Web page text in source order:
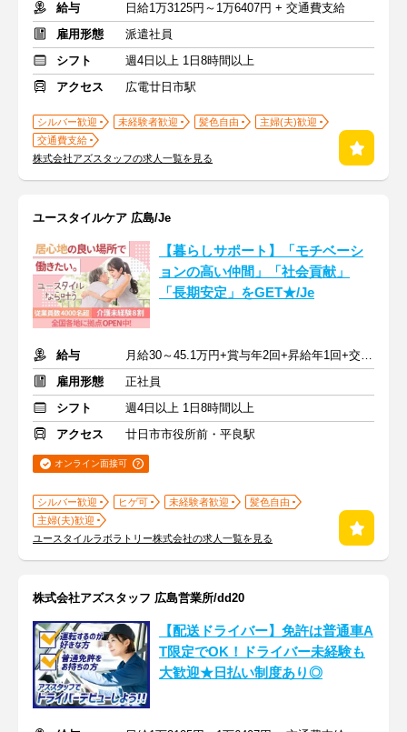
給与
日給1万3125円～1万6407円 + 交通費支給
雇用形態
派遣社員
シフト
週4日以上 1日8時間以上
アクセス
広電廿日市駅
シルバー歓迎 未経験者歓迎 髪色自由
主婦(夫)歓迎
交通費支給
株式会社アズスタッフの求人一覧を見る
ユースタイルケア 広島/Je
【暮らしサポート】「モチベーシ
ョンの高い仲間」「社会貢献」
「長期安定」をGET★/Je
給与
月給30～45.1万円+賞与年2回+昇給年1回+交通費全額
雇用形態
正社員
シフト
週4日以上 1日8時間以上
アクセス
廿日市市役所前・平良駅
オンライン面接可
シルバー歓迎 ヒゲ可 未経験者歓迎
髪色自由
主婦(夫)歓迎
ユースタイルラボラトリー株式会社の求人一覧を見る
株式会社アズスタッフ 広島営業所/dd20
【配送ドライバー】免許は普通車A
T限定でOK！ドライバー未経験も
大歓迎★日払い制度あり◎